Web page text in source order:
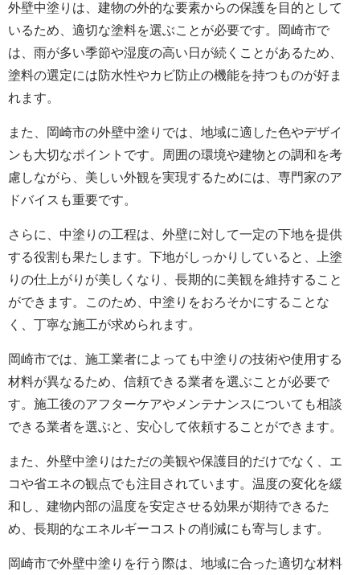
外壁中塗りは、建物の外的な要素からの保護を目的として
いるため、適切な塗料を選ぶことが必要です。岡崎市で
は、雨が多い季節や湿度の高い日が続くことがあるため、
塗料の選定には防水性やカビ防止の機能を持つものが好ま
れます。
また、岡崎市の外壁中塗りでは、地域に適した色やデザイ
ンも大切なポイントです。周囲の環境や建物との調和を考
慮しながら、美しい外観を実現するためには、専門家のア
ドバイスも重要です。
さらに、中塗りの工程は、外壁に対して一定の下地を提供
する役割も果たします。下地がしっかりしていると、上塗
りの仕上がりが美しくなり、長期的に美観を維持すること
ができます。このため、中塗りをおろそかにすることな
く、丁寧な施工が求められます。
岡崎市では、施工業者によっても中塗りの技術や使用する
材料が異なるため、信頼できる業者を選ぶことが必要で
す。施工後のアフターケアやメンテナンスについても相談
できる業者を選ぶと、安心して依頼することができます。
また、外壁中塗りはただの美観や保護目的だけでなく、エ
コや省エネの観点でも注目されています。温度の変化を緩
和し、建物内部の温度を安定させる効果が期待できるた
め、長期的なエネルギーコストの削減にも寄与します。
岡崎市で外壁中塗りを行う際は、地域に合った適切な材料